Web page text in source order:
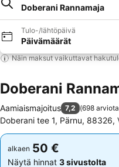
Doberani Rannamaja
Tulo-/lähtöpäivä
Päivämäärät
Näin maksut vaikuttavat
Doberani
Aamiaismajoitus 7,2 (698 arviota
Doberani tee 1, Pärnu, 88326,
alkaen 50 €
Näytä hinnat 3 sivustolta
alkaen 50 €
Näytä hinnat 3 sivustolta